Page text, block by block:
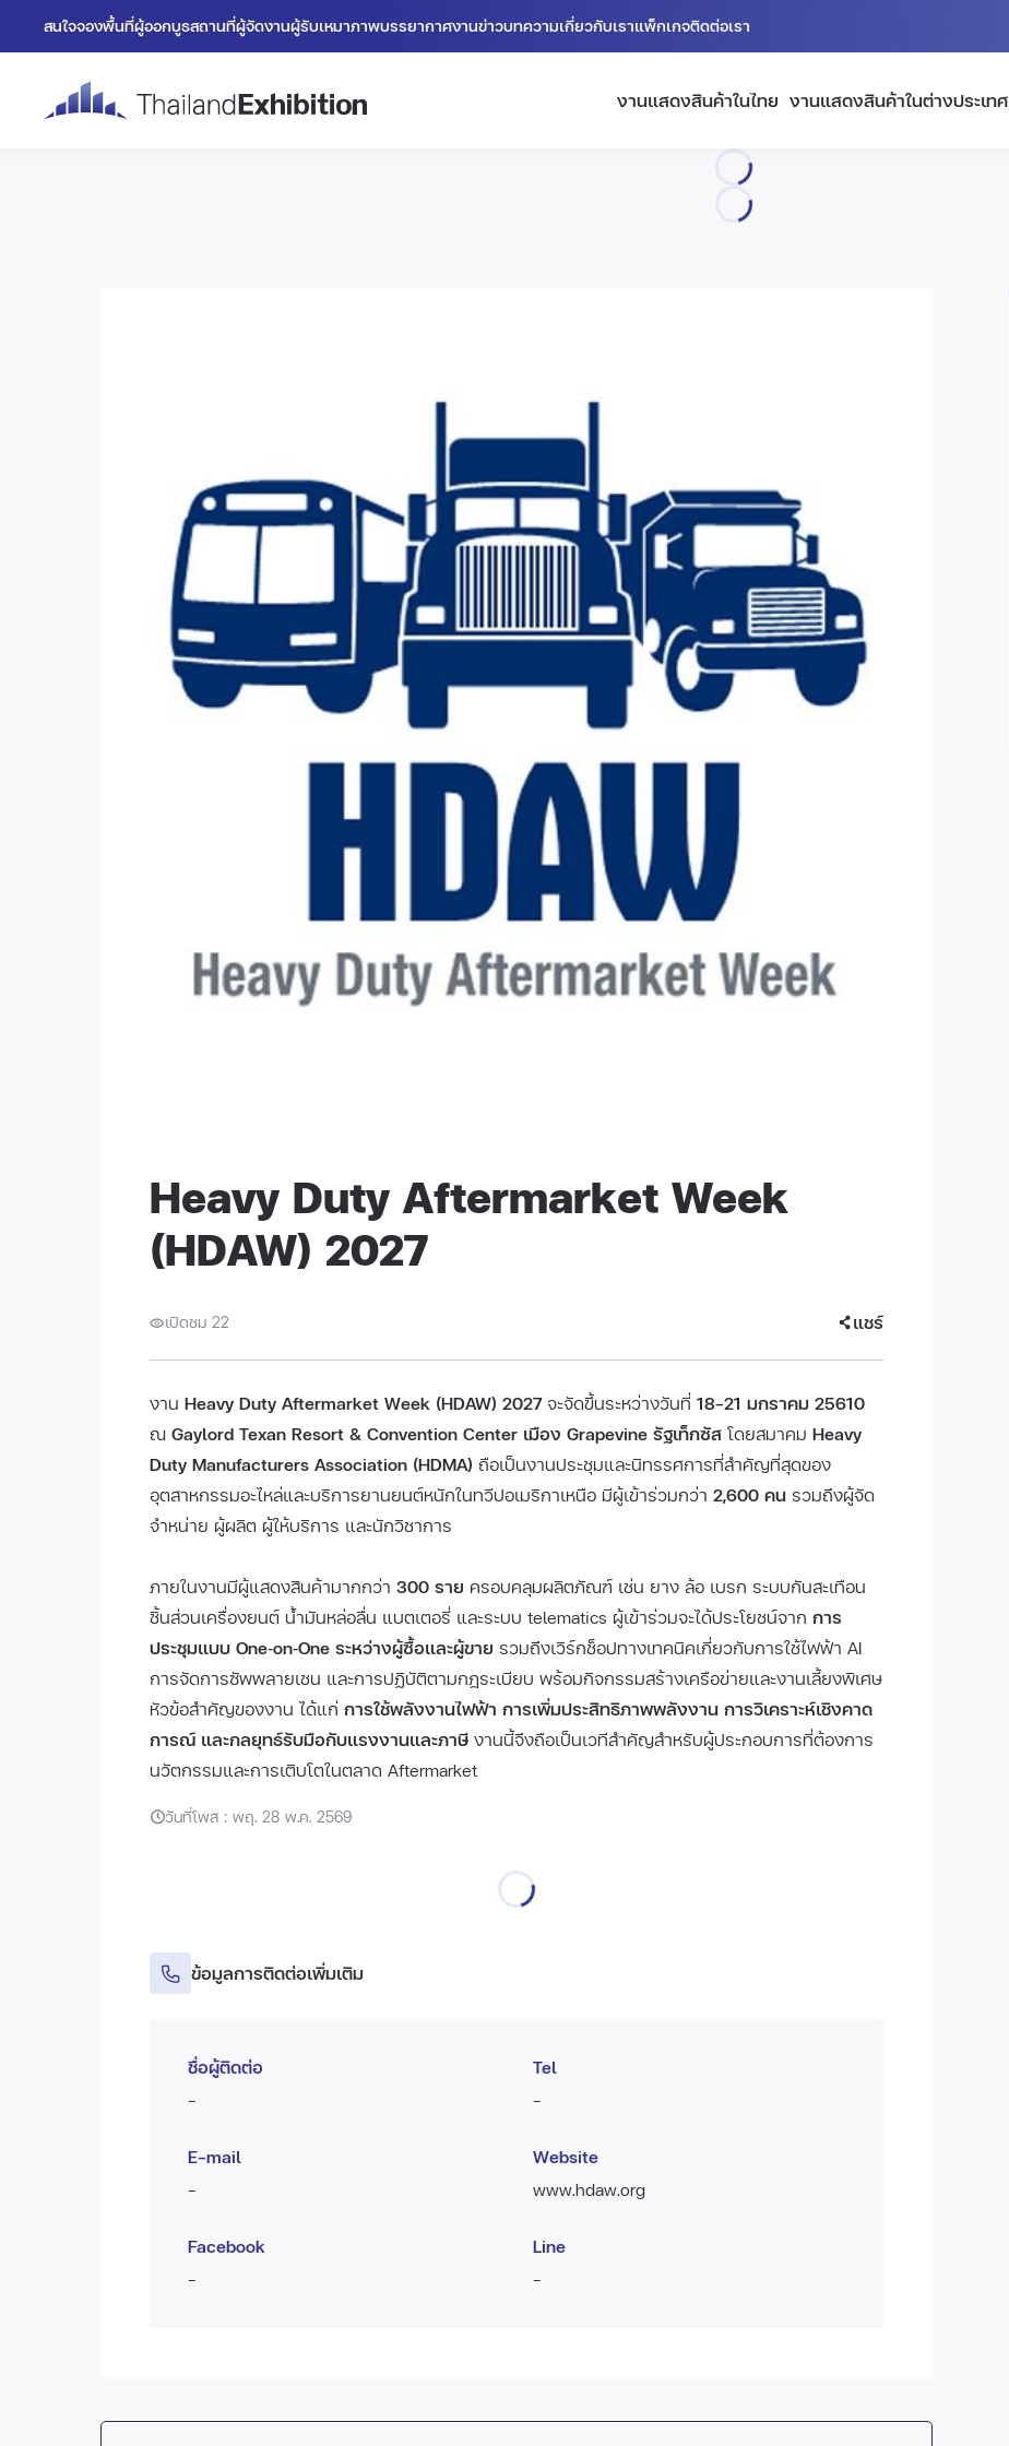
สนใจจองพื้นที่ผู้ออกบูธสถานที่ผู้จัดงานผู้รับเหมาภาพบรรยากาศงานข่าวบทความเกี่ยวกับเราแพ็กเกจติดต่อเรา
งานแสดงสินค้าในไทย งานแสดงสินค้าในต่างประเทศ
Heavy Duty Aftermarket Week
(HDAW) 2027
เปิดชม 22 แชร์
งาน Heavy Duty Aftermarket Week (HDAW) 2027จะจัดขึ้นระหว่างวันที่ 18–21 มกราคม 25610
ณ Gaylord Texan Resort & Convention Center เมือง Grapevine รัฐเท็กซัส โดยสมาคม Heavy
Duty Manufacturers Association (HDMA) ถือเป็นงานประชุมและนิทรรศการที่สำคัญที่สุดของ
อุตสาหกรรมอะไหล่และบริการยานยนต์หนักในทวีปอเมริกาเหนือ มีผู้เข้าร่วมกว่า 2,600 คน รวมถึงผู้จัด
จำหน่าย ผู้ผลิต ผู้ให้บริการ และนักวิชาการ
ภายในงานมีผู้แสดงสินค้ามากกว่า 300 ราย ครอบคลุมผลิตภัณฑ์ เช่น ยาง ล้อ เบรก ระบบกันสะเทือน
ชิ้นส่วนเครื่องยนต์ น้ำมันหล่อลื่น แบตเตอรี่ และระบบ telematics ผู้เข้าร่วมจะได้ประโยชน์จาก การ
ประชุมแบบ One‑on‑One ระหว่างผู้ซื้อและผู้ขาย รวมถึงเวิร์กช็อปทางเทคนิคเกี่ยวกับการใช้ไฟฟ้า AI
การจัดการซัพพลายเชน และการปฏิบัติตามกฎระเบียบ พร้อมกิจกรรมสร้างเครือข่ายและงานเลี้ยงพิเศษ
หัวข้อสำคัญของงาน ได้แก่ การใช้พลังงานไฟฟ้า การเพิ่มประสิทธิภาพพลังงาน การวิเคราะห์เชิงคาด
การณ์ และกลยุทธ์รับมือกับแรงงานและภาษี งานนี้จึงถือเป็นเวทีสำคัญสำหรับผู้ประกอบการที่ต้องการ
นวัตกรรมและการเติบโตในตลาด Aftermarket
วันที่โพส : พฤ. 28 พ.ค. 2569
ข้อมูลการติดต่อเพิ่มเติม
ชื่อผู้ติดต่อ
-
Tel
-
E-mail
-
Website
www.hdaw.org
Facebook
-
Line
-